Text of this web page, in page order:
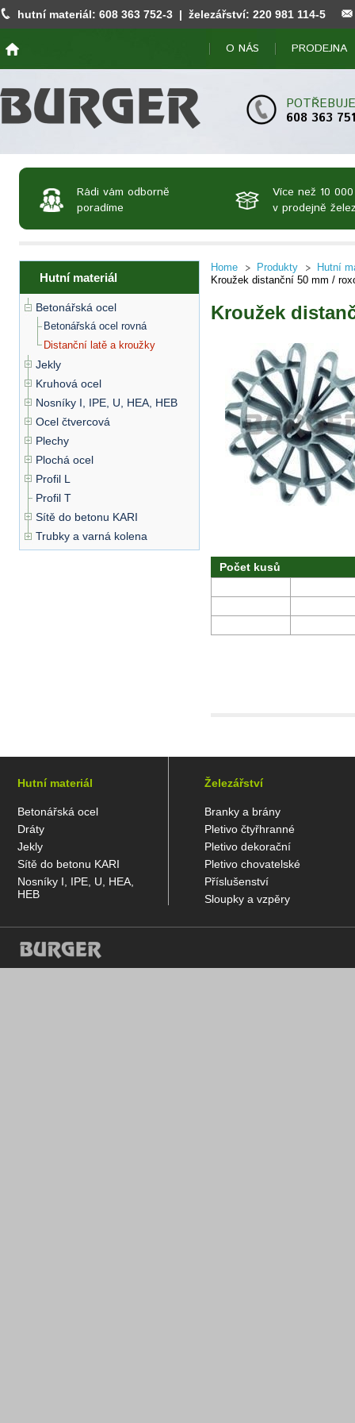
hutní materiál: 608 363 752-3 | železářství: 220 981 114-5
O NÁS PRODEJNA
608 363 751
Rádi vám odborně
poradíme
Více než 10
v prodejně
Hutní materiál
Betonářská ocel
Betonářská ocel rovná
Distanční latě a kroužky
Jekly
Kruhová ocel
Nosníky I, IPE, U, HEA, HEB
Ocel čtvercová
Plechy
Plochá ocel
Profil L
Profil T
Sítě do betonu KARI
Trubky a varná kolena
Home Produkty
Hutní
Kroužek distanční 50 mm /
Kroužek
Počet kusů
Hutní materiál
Betonářská ocel
Dráty
Jekly
Sítě do betonu KARI
Nosníky I, IPE, U, HEA,
HEB
Železářství
Branky a brány
Pletivo čtyřhranné
Pletivo dekorační
Pletivo chovatelské
Příslušenství
Sloupky a vzpěry